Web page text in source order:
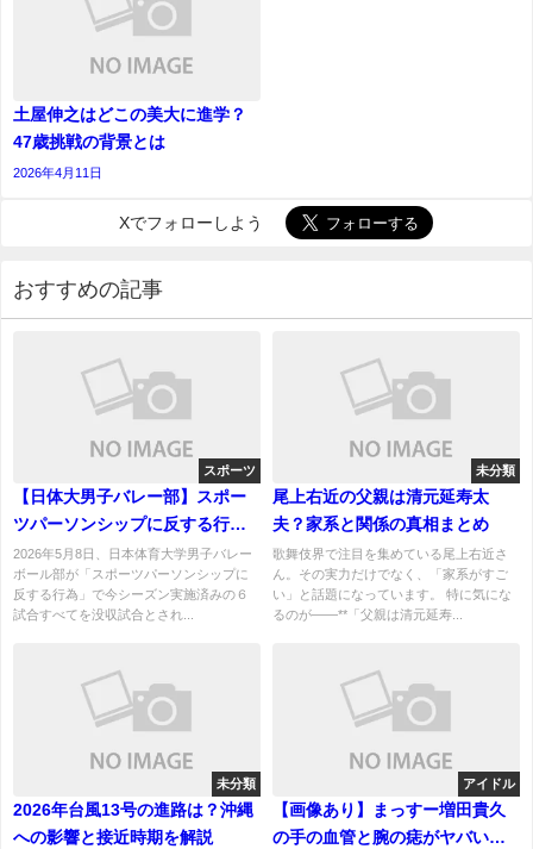
土屋伸之はどこの美大に進学？
47歳挑戦の背景とは
2026年4月11日
Xでフォローしよう
おすすめの記事
スポーツ
【日体大男子バレー部】スポー
ツパーソンシップに反する行為
とは何した？６試合没収の衝撃
処分を徹底解説
2026年5月8日、日本体育大学男子バレー
ボール部が「スポーツパーソンシップに
反する行為」で今シーズン実施済みの６
試合すべてを没収試合とされ...
未分類
尾上右近の父親は清元延寿太
夫？家系と関係の真相まとめ
歌舞伎界で注目を集めている尾上右近さ
ん。その実力だけでなく、「家系がすご
い」と話題になっています。 特に気にな
るのが——**「父親は清元延寿...
未分類
2026年台風13号の進路は？沖縄
への影響と接近時期を解説
アイドル
【画像あり】まっすー増田貴久
の手の血管と腕の痣がヤバい！